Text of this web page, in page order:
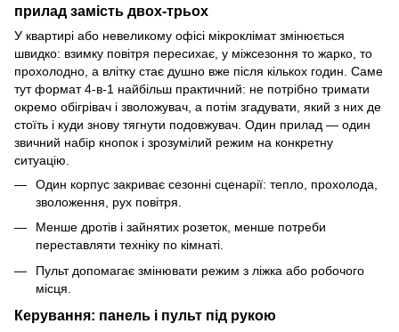
прилад замість двох-трьох
У квартирі або невеликому офісі мікроклімат змінюється
швидко: взимку повітря пересихає, у міжсезоння то жарко, то
прохолодно, а влітку стає душно вже після кількох годин. Саме
тут формат 4-в-1 найбільш практичний: не потрібно тримати
окремо обігрівач і зволожувач, а потім згадувати, який з них де
стоїть і куди знову тягнути подовжувач. Один прилад — один
звичний набір кнопок і зрозумілий режим на конкретну
ситуацію.
Один корпус закриває сезонні сценарії: тепло, прохолода,
зволоження, рух повітря.
Менше дротів і зайнятих розеток, менше потреби
переставляти техніку по кімнаті.
Пульт допомагає змінювати режим з ліжка або робочого
місця.
Керування: панель і пульт під рукою